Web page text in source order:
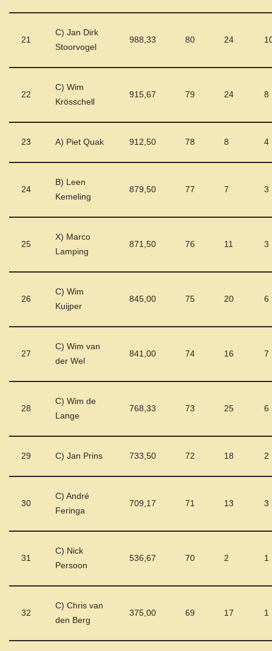
21
C) Jan Dirk
Stoorvogel
988,33 80 24
22
C) Wim
Krösschell
915,67 79 24 8
23 A) Piet Quak 912,50 78 8 4
24
B) Leen
Kemeling
879,50 77 7 3
25
X) Marco
Lamping
871,50 76 11 3
26
C) Wim
Kuijper
845,00 75 20 6
27
C) Wim van
der Wel
841,00 74 16 7
28
C) Wim de
Lange
768,33 73 25 6
29 C) Jan Prins 733,50 72 18 2
30
C) André
Feringa
709,17 71 13 3
31
C) Nick
Persoon
536,67 70 2 1
32
C) Chris van
den Berg
375,00 69 17 1